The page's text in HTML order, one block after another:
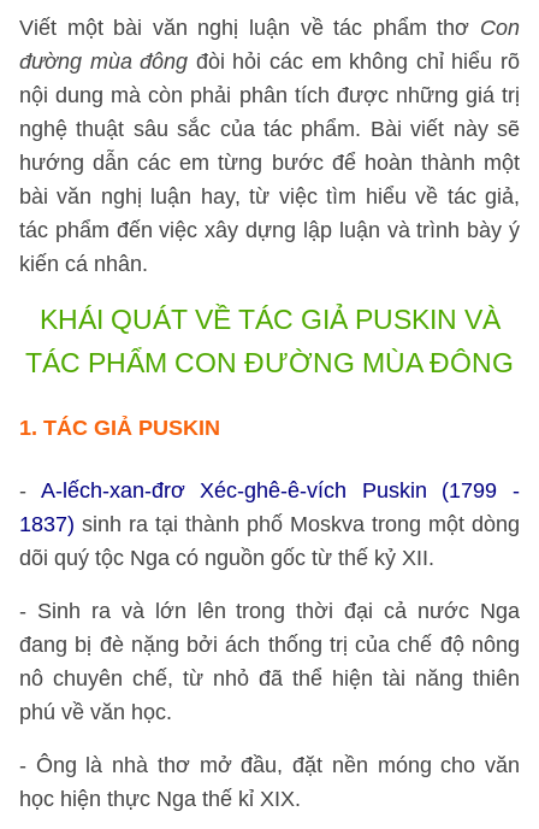
Viết một bài văn nghị luận về tác phẩm thơ Con
đường mùa đông đòi hỏi các em không chỉ hiểu rõ
nội dung mà còn phải phân tích được những giá trị
nghệ thuật sâu sắc của tác phẩm. Bài viết này sẽ
hướng dẫn các em từng bước để hoàn thành một
bài văn nghị luận hay, từ việc tìm hiểu về tác giả,
tác phẩm đến việc xây dựng lập luận và trình bày ý
kiến cá nhân.
KHÁI QUÁT VỀ TÁC GIẢ PUSKIN VÀ
TÁC PHẨM CON ĐƯỜNG MÙA ĐÔNG
1. TÁC GIẢ PUSKIN
- A-lếch-xan-đrơ Xéc-ghê-ê-vích Puskin (1799 -
1837) sinh ra tại thành phố Moskva trong một dòng
dõi quý tộc Nga có nguồn gốc từ thế kỷ XII.
- Sinh ra và lớn lên trong thời đại cả nước Nga
đang bị đè nặng bởi ách thống trị của chế độ nông
nô chuyên chế, từ nhỏ đã thể hiện tài năng thiên
phú về văn học.
- Ông là nhà thơ mở đầu, đặt nền móng cho văn
học hiện thực Nga thế kỉ XIX.